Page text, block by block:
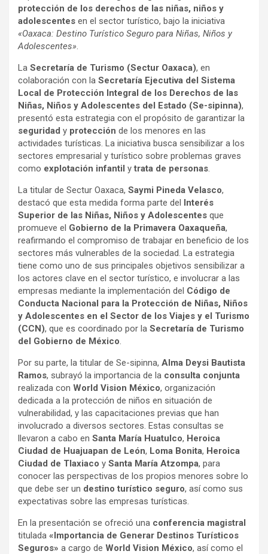
protección de los derechos de las niñas, niños y
adolescentes en el sector turístico, bajo la iniciativa
«Oaxaca: Destino Turístico Seguro para Niñas, Niños y
Adolescentes»
La Secretaría de Turismo (Sectur Oaxaca), en
colaboración con la Secretaría Ejecutiva del Sistema
Local de Protección Integral de los Derechos de las
Niñas, Niños y Adolescentes del Estado (Se-sipinna),
presentó esta estrategia con el propósito de garantizar la
seguridad y protección de los menores en las
actividades turísticas. La iniciativa busca sensibilizar a los
sectores empresarial y turístico sobre problemas graves
como explotación infantil ytrata de personas
La titular de Sectur Oaxaca, Saymi Pineda Velasco,
destacó que esta medida forma parte del Interés
Superior de las Niñas, Niños y Adolescentes que
promueve el Gobierno de la Primavera Oaxaqueña,
reafirmando el compromiso de trabajar en beneficio de los
sectores más vulnerables de la sociedad. La estrategia
tiene como uno de sus principales objetivos sensibilizar a
los actores clave en el sector turístico, e involucrar a las
empresas mediante la implementación del Código de
Conducta Nacional para la Protección de Niñas, Niños
y Adolescentes en el Sector de los Viajes y el Turismo
(CCN), que es coordinado por la Secretaría de Turismo
del Gobierno de México
Por su parte, la titular de Se-sipinna, Alma Deysi Bautista
Ramos, subrayó la importancia de la consulta conjunta
realizada con World Vision México, organización
dedicada a la protección de niños en situación de
vulnerabilidad, y las capacitaciones previas que han
involucrado a diversos sectores. Estas consultas se
llevaron a cabo en Santa María Huatulco, Heroica
Ciudad de Huajuapan de León, Loma Bonita, Heroica
Ciudad de Tlaxiaco y Santa María Atzompa, para
conocer las perspectivas de los propios menores sobre lo
que debe ser un destino turístico seguro, así como sus
expectativas sobre las empresas turísticas.
En la presentación se ofreció una conferencia magistral
titulada «Importancia de Generar Destinos Turísticos
Seguros» a cargo de World Vision México, así como el